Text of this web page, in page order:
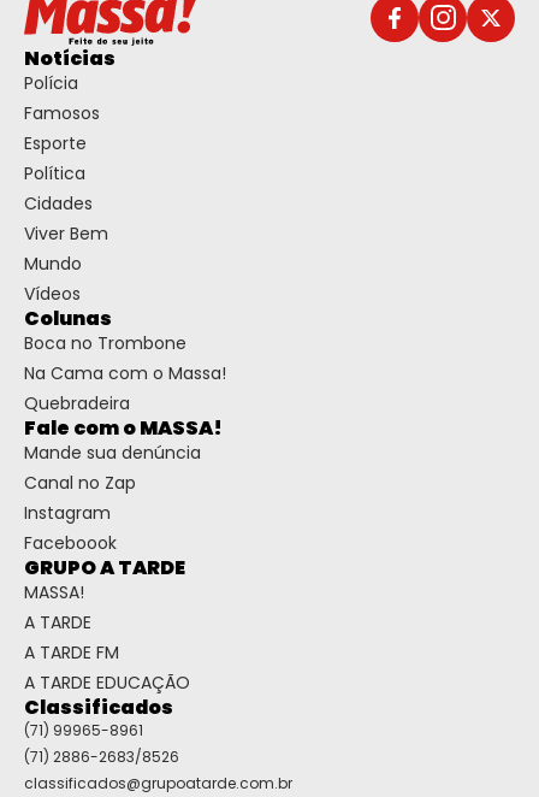
Notícias
Polícia
Famosos
Esporte
Política
Cidades
Viver Bem
Mundo
Vídeos
Colunas
Boca no Trombone
Na Cama com o Massa!
Quebradeira
Fale com o MASSA!
Mande sua denúncia
Canal no Zap
Instagram
Faceboook
GRUPO A TARDE
MASSA!
A TARDE
A TARDE FM
A TARDE EDUCAÇÃO
Classificados
(71) 99965-8961
(71) 2886-2683/8526
classificados@grupoatarde.com.br